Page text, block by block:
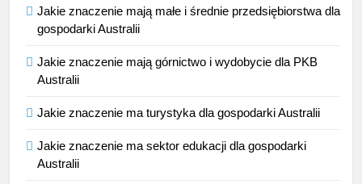
Jakie znaczenie mają małe i średnie przedsiębiorstwa dla
gospodarki Australii
Jakie znaczenie mają górnictwo i wydobycie dla PKB
Australii
Jakie znaczenie ma turystyka dla gospodarki Australii
Jakie znaczenie ma sektor edukacji dla gospodarki
Australii